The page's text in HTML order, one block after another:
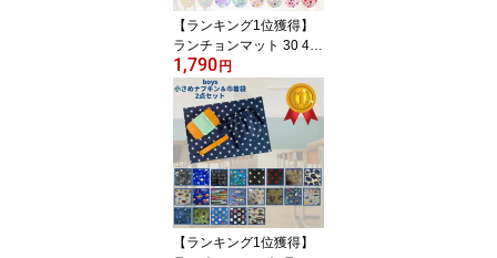
【ランキング1位獲得】
ランチョンマット 30 40
給食袋 ランチョンマット
小学生 ランチクロス ナ
フキン 給食 ナフキン 巾
着袋 2点セット 女の子 可
愛い ユニコーン コスメ
人気 幼稚園 給食 ナフキ
ンセット ハンドメイド
日本製 送料無料
1,790 円
【ランキング1位獲得】